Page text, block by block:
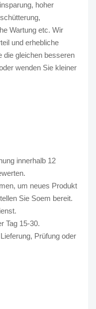
hoher
Wartung etc. Wir
und erhebliche
die gleichen besseren
wenden Sie kleiner
innerhalb 12
um neues Produkt
Sie Soem bereit.
Tag 15-30.
Prüfung oder